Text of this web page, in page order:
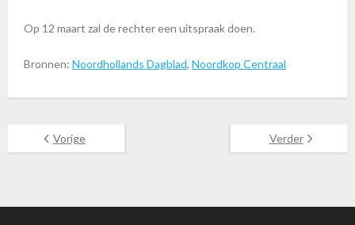
Op 12 maart zal de rechter een uitspraak doen.
Bronnen: Noordhollands Dagblad, Noordkop Centraal
Vorige Verder